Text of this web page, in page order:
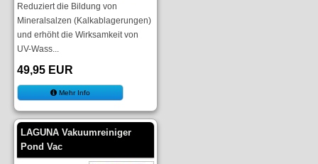
Reduziert die Bildung von
Mineralsalzen (Kalkablagerungen)
und erhöht die Wirksamkeit von
UV-Wass...
49,95 EUR
Mehr Info
LAGUNA Vakuumreiniger
Pond Vac